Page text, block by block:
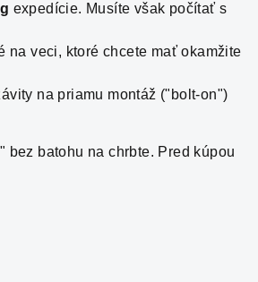
expedície. Musíte však počítať s
na veci, ktoré chcete mať okamžite
na priamu montáž ("bolt-on")
batohu na chrbte. Pred kúpou